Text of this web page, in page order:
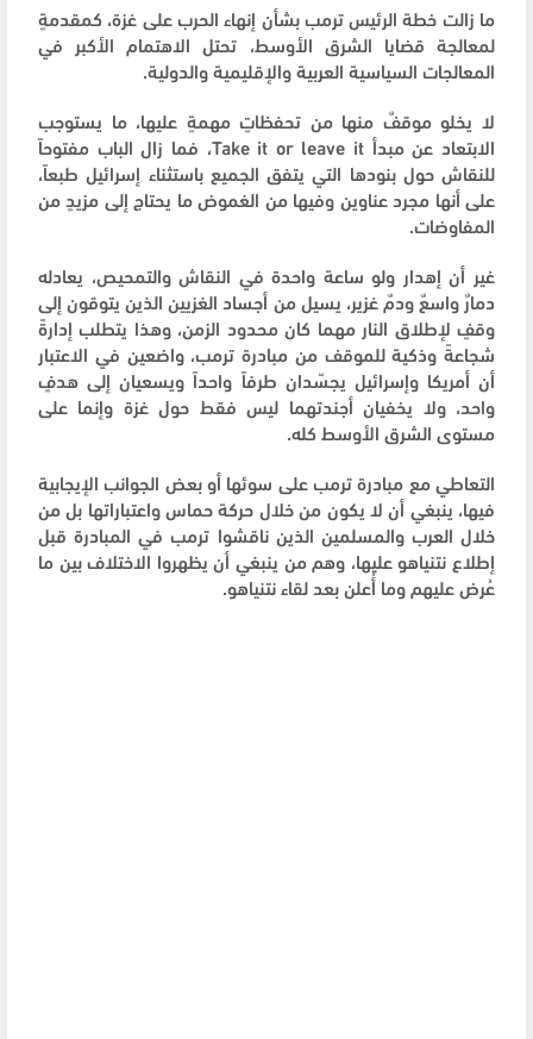
ما زالت خطة الرئيس ترمب بشأن إنهاء الحرب على غزة، كمقدمةٍ
لمعالجة قضايا الشرق الأوسط، تحتل الاهتمام الأكبر في
المعالجات السياسية العربية والإقليمية والدولية.
لا يخلو موقفٌ منها من تحفظاتٍ مهمةٍ عليها، ما يستوجب
الابتعاد عن مبدأ Take it or leave it، فما زال الباب مفتوحاً
للنقاش حول بنودها التي يتفق الجميع باستثناء إسرائيل طبعاً،
على أنها مجرد عناوين وفيها من الغموض ما يحتاج إلى مزيدٍ من
المفاوضات.
غير أن إهدار ولو ساعة واحدة في النقاش والتمحيص، يعادله
دمارٌ واسعٌ ودمٌ غزير، يسيل من أجساد الغزيين الذين يتوقون إلى
وقفٍ لإطلاق النار مهما كان محدود الزمن، وهذا يتطلب إدارةً
شجاعةً وذكية للموقف من مبادرة ترمب، واضعين في الاعتبار
أن أمريكا وإسرائيل يجسّدان طرفاً واحداً ويسعيان إلى هدفٍ
واحد، ولا يخفيان أجندتهما ليس فقط حول غزة وإنما على
مستوى الشرق الأوسط كله.
التعاطي مع مبادرة ترمب على سوئها أو بعض الجوانب الإيجابية
فيها، ينبغي أن لا يكون من خلال حركة حماس واعتباراتها بل من
خلال العرب والمسلمين الذين ناقشوا ترمب في المبادرة قبل
إطلاع نتنياهو عليها، وهم من ينبغي أن يظهروا الاختلاف بين ما
عُرض عليهم وما أُعلن بعد لقاء نتنياهو.